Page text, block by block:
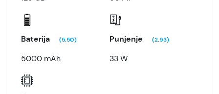
Baterija (5.50)
5000 mAh
Punjenje (2.93)
33 W